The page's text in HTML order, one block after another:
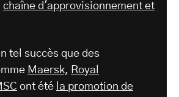
chaîne d'approvisionnement et
tel succès que des
Maersk, Royal
ont été la promotion de